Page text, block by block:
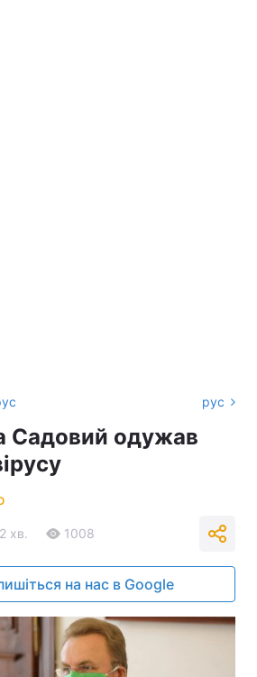
рус
Садовий одужав
2 хв. 1008
на нас в Google